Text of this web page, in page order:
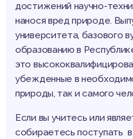
достижений научно-
нанося вред природе.
университета, базового
образованию в
это
убежденные в
природы, так и самого
Если вы учитесь или
собираетесь поступать